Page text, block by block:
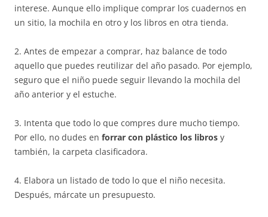
interese. Aunque ello implique comprar los cuadernos en
un sitio, la mochila en otro y los libros en otra tienda.
2. Antes de empezar a comprar, haz balance de todo
aquello que puedes reutilizar del año pasado. Por ejemplo,
seguro que el niño puede seguir llevando la mochila del
año anterior y el estuche.
3. Intenta que todo lo que compres dure mucho tiempo.
Por ello, no dudes en forrar con plástico los libros y
también, la carpeta clasificadora.
4. Elabora un listado de todo lo que el niño necesita.
Después, márcate un presupuesto.